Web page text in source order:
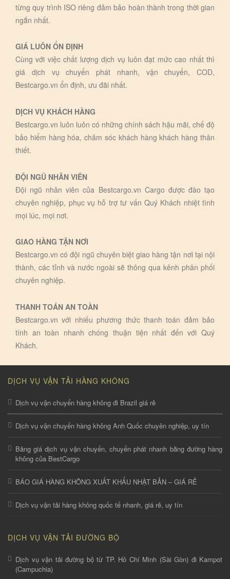
từng quy trình ISO riêng đảm bảo hoàn thành trong thời gian
ngắn nhất.
GIÁ LUÔN ỔN ĐỊNH
Cùng với việc chất lượng dịch vụ luôn đạt mức cao nhất thì
giá dịch vụ chuyển phát nhanh, vận chuyển, COD,
Bestcargo.vn ổn định, ưu đãi nhất.
DỊCH VỤ KHÁCH HÀNG
Bestcargo.vn luôn luôn có những chính sách hậu mãi, chế độ
bảo hiểm hàng hóa, chăm sóc khách hàng khách hàng thân
thiết.
ĐỘI NGŨ NHÂN VIÊN
Đội ngũ nhân viên của Bestcargo.vn Cargo được đào tạo
chuyên nghiệp, phục vụ hỗ trợ tư vấn Quý Khách nhiệt tình
mọi lúc, mọi nơi.
GIAO HÀNG TẬN NƠI
Bestcargo.vn có đội ngũ chuyên biệt giao hàng tận nơi tại nội
thành, các tỉnh và nước ngoài sẽ thông qua kênh phân phối
chuyên nghiệp.
THANH TOÁN AN TOÀN
Bestcargo.vn với nhiếu phương thức thanh toán đảm bảo
tính an toàn nhanh chóng thuận tiện nhất đến với Quý
Khách.
DỊCH VỤ VẬN TẢI HÀNG KHÔNG
Dịch vụ vận chuyển hàng không đi Brazil giá rẻ
Dịch vụ vận chuyển hàng không Anh Quốc chuyên nghiệp, uy tín
Bảng giá dịch vụ vận chuyển, chuyển phát nhanh bằng đường hàng
không của BestCargo
BÁO GIÁ HÀNG KHÔNG XUẤT KHẨU NHẬT BẢN – GIÁ RẺ
Dịch vụ vận tải hàng không quốc tế nhanh, giá rẻ, uy tín
DỊCH VỤ VẬN TẢI ĐƯỜNG BỘ
Dịch vụ vận tải đường bộ từ TP. Hồ Chí Minh (Sài Gòn) đi Kampot
(Campuchia)